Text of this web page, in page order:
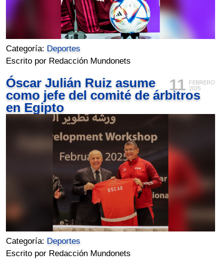
Categoría: Deportes
Escrito por Redacción Mundonets
11
FEBRERO
2025
Óscar Julián Ruiz asume
como jefe del comité de árbitros
en Egipto
Categoría: Deportes
Escrito por Redacción Mundonets